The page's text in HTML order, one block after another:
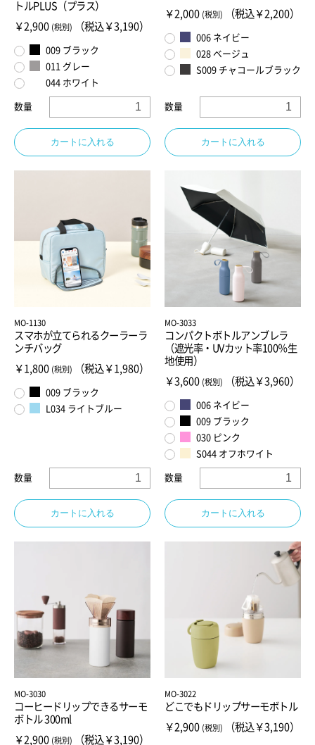
トルPLUS（プラス）
￥2,900 (税別) （税込￥3,190）
009 ブラック
011 グレー
044 ホワイト
数量
カートに入れる
￥2,000 (税別) （税込￥2,200）
006 ネイビー
028 ベージュ
S009 チャコールブラック
数量
カートに入れる
MO-1130
スマホが立てられるクーラーラ
ンチバッグ
￥1,800 (税別) （税込￥1,980）
009 ブラック
L034 ライトブルー
数量
カートに入れる
MO-3033
コンパクトボトルアンブレラ
（遮光率・UVカット率100％生
地使用）
￥3,600 (税別) （税込￥3,960）
006 ネイビー
009 ブラック
030 ピンク
S044 オフホワイト
数量
カートに入れる
MO-3030
コーヒードリップできるサーモ
ボトル 300ml
￥2,900 (税別) （税込￥3,190）
MO-3022
どこでもドリップサーモボトル
￥2,900 (税別) （税込￥3,190）